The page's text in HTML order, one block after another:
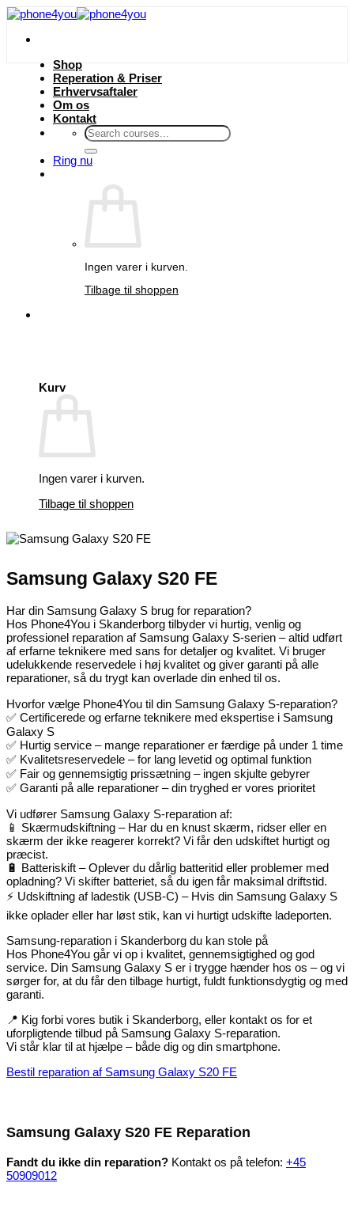
Fortsæt
indhold
Shop
Reperation & Priser
Erhvervsaftaler
Om os
Kontakt
Søg
efter:
Ring nu
Ingen varer i kurven.
Tilbage til shoppen
Kurv
Ingen varer i kurven.
Tilbage til shoppen
Samsung Galaxy S20 FE
Har din Samsung Galaxy S brug for reparation?
Hos Phone4You i Skanderborg tilbyder vi hurtig, venlig og
professionel reparation af Samsung Galaxy S-serien – altid udført
af erfarne teknikere med sans for detaljer og kvalitet. Vi bruger
udelukkende reservedele i høj kvalitet og giver garanti på alle
reparationer, så du trygt kan overlade din enhed til os.
Hvorfor vælge Phone4You til din Samsung Galaxy S-reparation?
✅ Certificerede og erfarne teknikere med ekspertise i Samsung
Galaxy S
✅ Hurtig service – mange reparationer er færdige på under 1 time
✅ Kvalitetsreservedele – for lang levetid og optimal funktion
✅ Fair og gennemsigtig prissætning – ingen skjulte gebyrer
✅ Garanti på alle reparationer – din tryghed er vores prioritet
Vi udfører Samsung Galaxy S-reparation af:
📱 Skærmudskiftning – Har du en knust skærm, ridser eller en
skærm der ikke reagerer korrekt? Vi får den udskiftet hurtigt og
præcist.
🔋 Batteriskift – Oplever du dårlig batteritid eller problemer med
opladning? Vi skifter batteriet, så du igen får maksimal driftstid.
⚡ Udskiftning af ladestik (USB-C) – Hvis din Samsung Galaxy S
ikke oplader eller har løst stik, kan vi hurtigt udskifte ladeporten.
Samsung-reparation i Skanderborg du kan stole på
Hos Phone4You går vi op i kvalitet, gennemsigtighed og god
service. Din Samsung Galaxy S er i trygge hænder hos os – og vi
sørger for, at du får den tilbage hurtigt, fuldt funktionsdygtig og med
garanti.
📍 Kig forbi vores butik i Skanderborg, eller kontakt os for et
uforpligtende tilbud på Samsung Galaxy S-reparation.
Vi står klar til at hjælpe – både dig og din smartphone.
Bestil reparation af Samsung Galaxy S20 FE
Samsung Galaxy S20 FE Reparation
Fandt du ikke din reparation? Kontakt os på telefon: +45
50909012